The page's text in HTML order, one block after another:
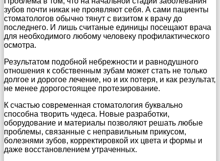
зубов почти никак не проявляют себя. А сами пациенты
стоматологов обычно тянут с визитом к врачу до
последнего. И лишь считаные единицы посещают врача
для необходимого любому человеку профилактического
осмотра.
Результатом подобной небрежности и равнодушного
отношения к собственным зубам может стать не только
долгое и дорогое лечение, но и их потеря, и как результат,
не менее дорогостоящее протезирование.
К счастью современная стоматология буквально
способна творить чудеса. Новые разработки,
оборудование и материалы позволяют решать любые
проблемы, связанные с неправильным прикусом,
болезнями зубов, корректировкой их цвета и формы и
даже восстановлением утраченных.